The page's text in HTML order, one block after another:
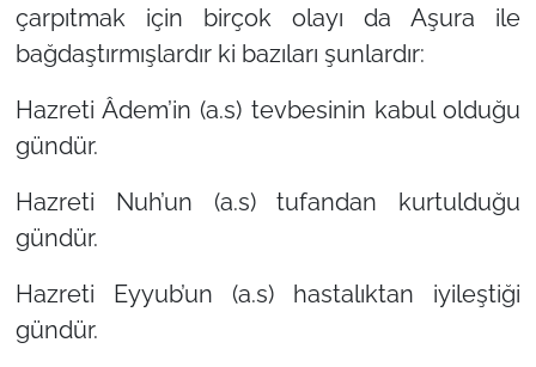
çarpıtmak için birçok olayı da Aşura ile
bağdaştırmışlardır ki bazıları şunlardır:
Hazreti Âdem’in (a.s) tevbesinin kabul olduğu
gündür.
Hazreti Nuh’un (a.s) tufandan kurtulduğu
gündür.
Hazreti Eyyub’un (a.s) hastalıktan iyileştiği
gündür.